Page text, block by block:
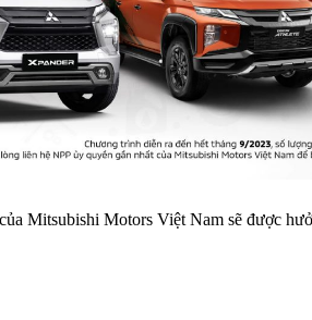
Mitsubishi Motors Việt Nam sẽ được